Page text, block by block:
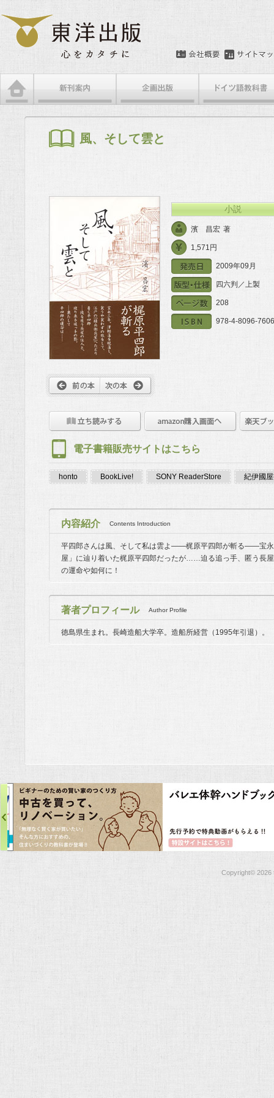
メインメニュー
メインコンテンツへ移動
サブコンテンツへ移動
風、そして雲と
小説
濱 昌宏 著
1,571円
2009年09月
四六判／上製
208
978-4-8096-
電子書籍販売サイトはこちら
honto BookLive! SONY ReaderStore 紀伊國
内容紹介 Contents Introduction
平四郎さんは風、そして私は雲よ――梶原平四郎が斬る――宝永
屋」に辿り着いた梶原平四郎だったが……迫る追っ手、匿う長
の運命や如何に！
著者プロフィール Author Profile
徳島県生まれ。長崎造船大学卒。造船所経営（1995年引退）。
Copyright© 2026